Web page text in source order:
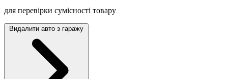
для перевірки сумісності товару
Видалити авто з гаражу